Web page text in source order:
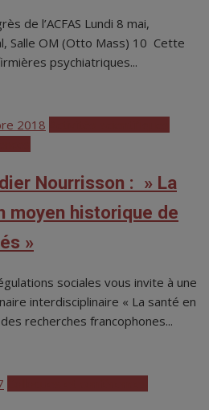
de l’ACFAS Lundi 8 mai,
Salle OM (Otto Mass) 10 Cette
psychiatriques...
2018
Nourrisson : » La
moyen historique de
»
sociales vous invite à une
interdisciplinaire « La santé en
recherches francophones...